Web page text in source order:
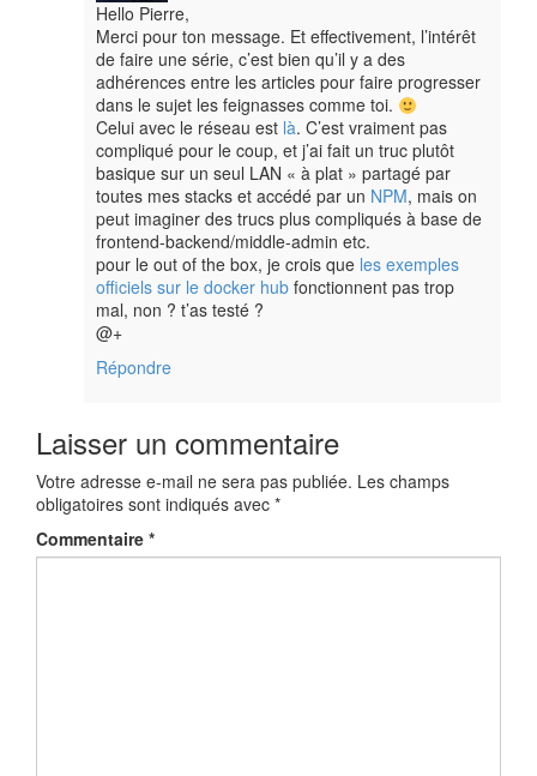
Hello Pierre,
Merci pour ton message. Et effectivement, l’intérêt
de faire une série, c’est bien qu’il y a des
adhérences entre les articles pour faire progresser
dans le sujet les feignasses comme toi.
Celui avec le réseau est là. C’est vraiment pas
compliqué pour le coup, et j’ai fait un truc plutôt
basique sur un seul LAN « à plat » partagé par
toutes mes stacks et accédé par un NPM, mais on
peut imaginer des trucs plus compliqués à base de
frontend-backend/middle-admin etc.
pour le out of the box, je crois que les exemples
officiels sur le docker hub fonctionnent pas trop
mal, non ? t’as testé ?
@+
Répondre
Laisser un commentaire
Votre adresse e-mail ne sera pas publiée. Les champs
obligatoires sont indiqués avec *
Commentaire *